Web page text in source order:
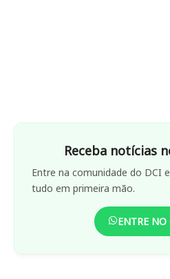
Receba notícias
Entre na comunidade do DCI
tudo em primeira mão.
ENTRE NO